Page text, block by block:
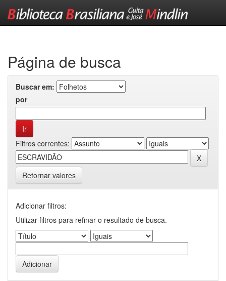
Página de busca
Buscar em:
por
Filtros correntes:
Retornar valores
Adicionar filtros:
Utilizar filtros para refinar o resultado de busca.